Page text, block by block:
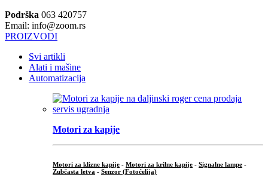
Podrška 063 420757
Email: info@zoom.rs
PROIZVODI
Svi artikli
Alati i mašine
Automatizacija
Motori za kapije
Motori za klizne kapije - Motori za krilne kapije - Signalne lampe -
Zubčasta letva - Senzor (Fotoćelija)